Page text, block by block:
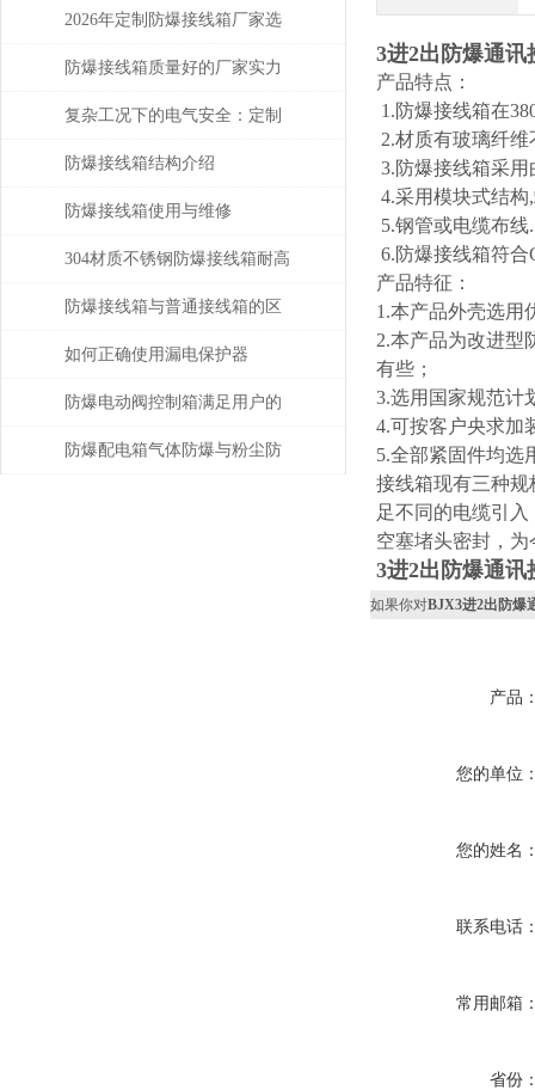
3进2出防爆通讯
产品特点：
1.防爆接线箱在
2.材质有玻璃纤
3.防爆接线箱采
4.采用模块式结
5.钢管或电缆布线.
6.防爆接线箱符合
产品特征：
1.本产品外壳选用
2.本产品为改进型
有些；
3.选用国家规范计
4.可按客户央求加
5.全部紧固件均选
接线箱现有三种规
足不同的电缆引
空塞堵头密封，
3进2出防爆通讯
如果你对BJX3进2出防爆
产品
您的单位
您的姓名
联系电话
常用邮箱
省份
2026年定制防爆接线箱厂家选
购指南
防爆接线箱质量好的厂家实力
与产品性能解读
复杂工况下的电气安全：定制
防爆接线箱优质厂家的解决方
案
防爆接线箱结构介绍
防爆接线箱使用与维修
304材质不锈钢防爆接线箱耐高
温多少
防爆接线箱与普通接线箱的区
别在哪?
如何正确使用漏电保护器
防爆电动阀控制箱满足用户的
技术要求
防爆配电箱气体防爆与粉尘防